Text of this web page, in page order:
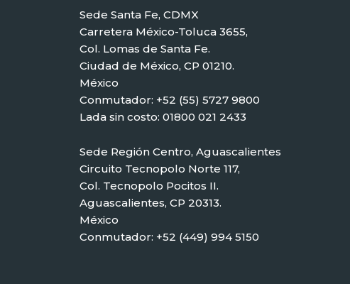
Sede Santa Fe, CDMX
Carretera México-Toluca 3655,
Col. Lomas de Santa Fe.
Ciudad de México, CP 01210.
México
Conmutador: +52 (55) 5727 9800
Lada sin costo: 01800 021 2433
Sede Región Centro, Aguascalientes
Circuito Tecnopolo Norte 117,
Col. Tecnopolo Pocitos II.
Aguascalientes, CP 20313.
México
Conmutador: +52 (449) 994 5150